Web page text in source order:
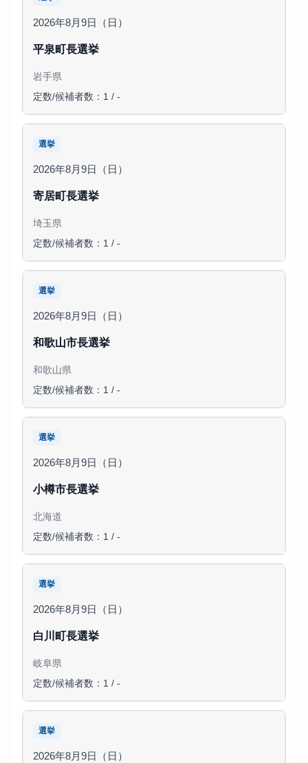
2026年8月9日（日）
平泉町長選挙
岩手県
定数/候補者数：1 / -
選挙
2026年8月9日（日）
寄居町長選挙
埼玉県
定数/候補者数：1 / -
選挙
2026年8月9日（日）
和歌山市長選挙
和歌山県
定数/候補者数：1 / -
選挙
2026年8月9日（日）
小樽市長選挙
北海道
定数/候補者数：1 / -
選挙
2026年8月9日（日）
白川町長選挙
岐阜県
定数/候補者数：1 / -
選挙
2026年8月9日（日）